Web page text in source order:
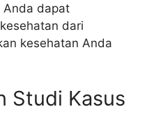
Anda dapat
dari
kesehatan Anda
Studi Kasus